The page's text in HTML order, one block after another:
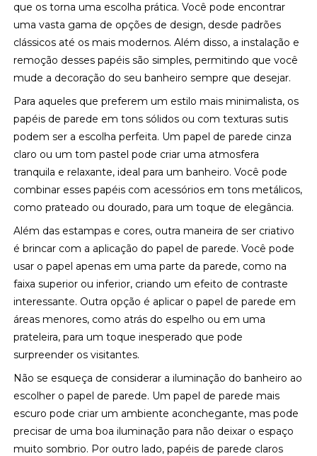
que os torna uma escolha prática. Você pode encontrar
uma vasta gama de opções de design, desde padrões
clássicos até os mais modernos. Além disso, a instalação e
remoção desses papéis são simples, permitindo que você
mude a decoração do seu banheiro sempre que desejar.
Para aqueles que preferem um estilo mais minimalista, os
papéis de parede em tons sólidos ou com texturas sutis
podem ser a escolha perfeita. Um papel de parede cinza
claro ou um tom pastel pode criar uma atmosfera
tranquila e relaxante, ideal para um banheiro. Você pode
combinar esses papéis com acessórios em tons metálicos,
como prateado ou dourado, para um toque de elegância.
Além das estampas e cores, outra maneira de ser criativo
é brincar com a aplicação do papel de parede. Você pode
usar o papel apenas em uma parte da parede, como na
faixa superior ou inferior, criando um efeito de contraste
interessante. Outra opção é aplicar o papel de parede em
áreas menores, como atrás do espelho ou em uma
prateleira, para um toque inesperado que pode
surpreender os visitantes.
Não se esqueça de considerar a iluminação do banheiro ao
escolher o papel de parede. Um papel de parede mais
escuro pode criar um ambiente aconchegante, mas pode
precisar de uma boa iluminação para não deixar o espaço
muito sombrio. Por outro lado, papéis de parede claros